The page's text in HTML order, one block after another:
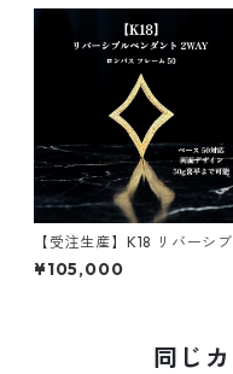
【受注生産】K18 リバーシブ
ペンダント｜額縁フレーム
〈ロンバスベース 50g用〉｜
¥105,000
同じ